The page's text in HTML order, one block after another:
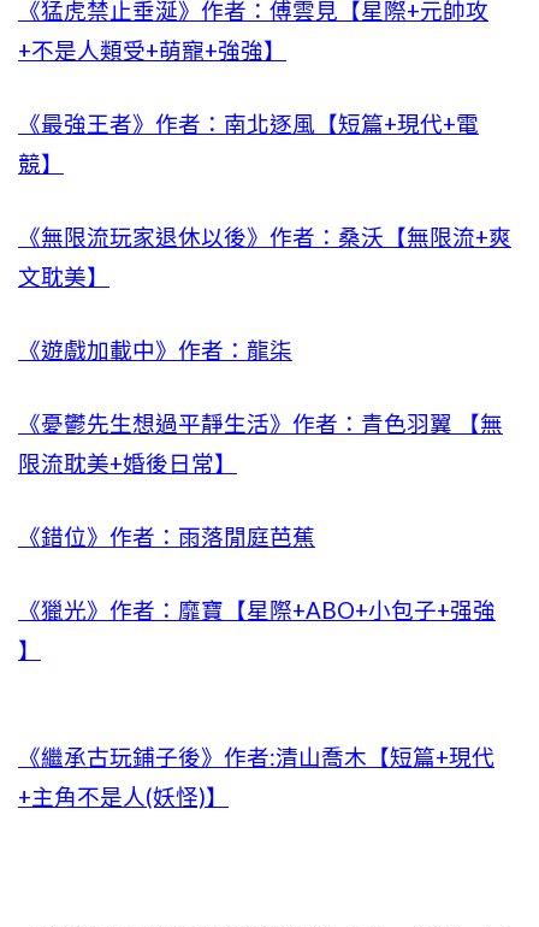
《猛虎禁止垂涎》作者：傅雲見【星際+元帥攻
+不是人類受+萌寵+強強】
《最強王者》作者：南北逐風【短篇+現代+電
競】
《無限流玩家退休以後》作者：桑沃【無限流+爽
文耽美】
《遊戲加載中》作者：龍柒
《憂鬱先生想過平靜生活》作者：青色羽翼 【無
限流耽美+婚後日常】
《錯位》作者：雨落閒庭芭蕉
《獵光》作者：靡寶【星際+ABO+小包子+强強
】
《繼承古玩鋪子後》作者:清山喬木【短篇+現代
+主角不是人(妖怪)】